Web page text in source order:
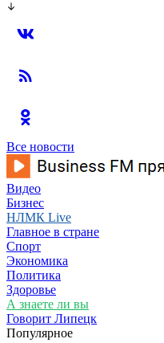
Все новости
Видео
Бизнес
НЛМК Live
Главное в стране
Спорт
Экономика
Политика
Здоровье
А знаете ли вы
Говорит Липецк
Популярное